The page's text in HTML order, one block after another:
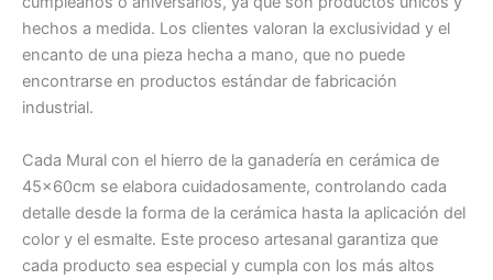
hechos a medida. Los clientes valoran la exclusividad y el
encanto de una pieza hecha a mano, que no puede
encontrarse en productos estándar de fabricación
industrial.
Cada Mural con el hierro de la ganadería en cerámica de
45x60cm se elabora cuidadosamente, controlando cada
detalle desde la forma de la cerámica hasta la aplicación del
color y el esmalte. Este proceso artesanal garantiza que
cada producto sea especial y cumpla con los más altos